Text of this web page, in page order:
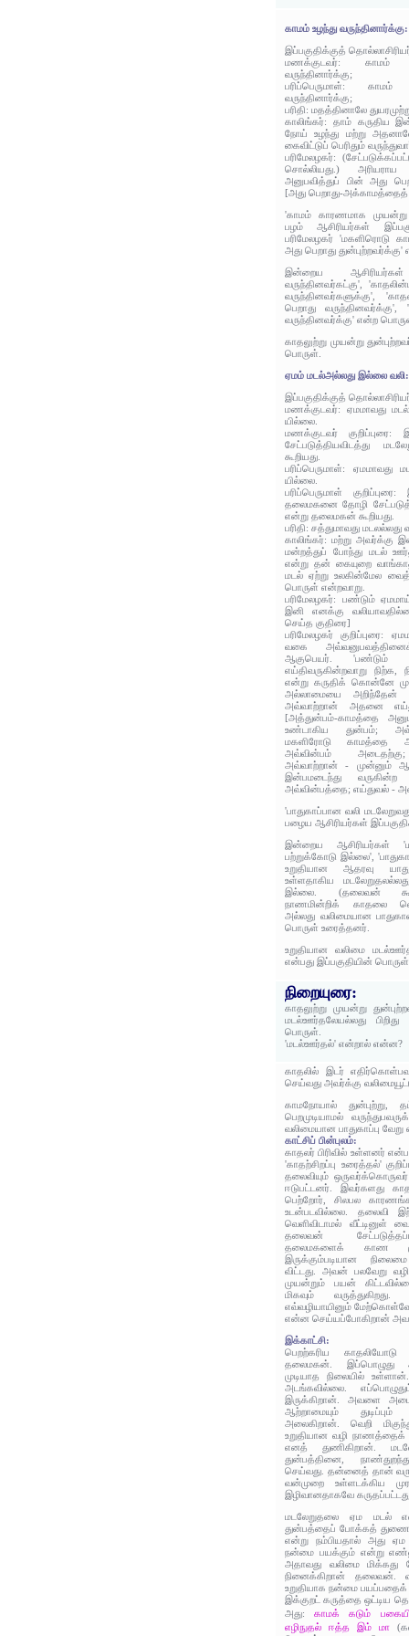
காமம் உழந்து வருந்தினார்க்கு:
இப்பகுதிக்குத்
மணக்குடவர்: காமம்
வருந்தினார்க்கு;
பரிப்பெருமாள்:
வருந்தினார்க்கு;
பரிதி: மதத்தினாலே
காலிங்கர்: தாம் கருதிய
நோய் உழந்து மற்று
கைவிட்டுப் பெரிதும்
பரிமேலழகர்:
சொல்லியது.)
அனுபவித்துப் பின் அது
[அது பெறாது-
'காமம் காரணமாக முயன்று
பழம் ஆசிரியர்கள்
பரிமேலழகர் 'மகளிரொடு
அது பெறாது துன்புற்றவர்க்கு'
இன்றைய
வருந்தினவர்கட்கு',
வருந்தினவர்களுக்கு',
பெறாது
வருந்தினவர்க்கு' என்ற
காதலுற்று முயன்று
பொருள்.
ஏமம் மடல்அல்லது இல்லை வலி:
இப்பகுதிக்குத்
மணக்குடவர்: ஏமமாவது
யில்லை.
மணக்குடவர்
சேட்படுத்தியவிடத்து
கூறியது.
பரிப்பெருமாள்: ஏமமாவது
யில்லை.
பரிப்பெருமாள்
தலைமகனை தோழி
என்று தலைமகன் கூறியது.
பரிதி: சத்துமாவது
காலிங்கர்: மற்று அவர்க்கு
மன்றத்துப் போந்து மடல்
என்று தன் கையுறை
மடல் ஏற்று உலகின்மேல
பொருள் என்றவாறு.
பரிமேலழகர்: பண்டும்
இனி எனக்கு
செய்த குதிரை]
பரிமேலழகர் குறிப்புரை:
வகை
ஆகுபெயர். 'பண்டும்
எய்திவருகின்றவாறு
என்று கருதிக் கொன்னே
அல்லாமையை அறிந்தேன்
அவ்வாற்றான் அதனை
[அத்துன்பம்-காமத்தை
உண்டாகிய துன்பம்;
மகளிரோடு காமத்தை
அவ்வின்பம்
அவ்வாற்றான் - முன்னும்
இன்பமடைந்து
அவ்வின்பத்தை; எய்துவல் -
'பாதுகாப்பான வலி
பழைய ஆசிரியர்கள்
இன்றைய ஆசிரியர்கள்
பற்றுக்கோடு இல்லை',
உறுதியான ஆதரவு
உள்ளதாகிய
இல்லை. (தலைவன்
நாணமின்றிக் காதலை
அல்லது வலிமையான
பொருள் உரைத்தனர்.
உறுதியான வலிமை
என்பது இப்பகுதியின்
நிறையுரை:
காதலுற்று முயன்று
மடல்ஊர்தலேயல்லது
பொருள்.
'மடல்ஊர்தல்' என்றால் என்ன?
காதலில் இடர்
செய்வது அவர்க்கு
காமநோயால் துன்புற்று,
பெறமுடியாமல்
வலிமையான பாதுகாப்பு வேறு
காட்சிப் பின்புலம்:
காதலர் பிரிவில் உள்ளனர்
'காதற்சிறப்பு உரைத்தல்'
தலைவியும்
ஈடுபட்டனர். இவர்களது
பெற்றோர், சிலபல
உடன்படவில்லை. தலைவி
வெளிவிடாமல் வீட்டினுள்
தலைவன்
தலைமகளைக் காண
இருக்கும்படியான
விட்டது. அவன் பலவேறு
முயன்றும் பயன்
மிகவும்
எவ்வழியாயினும்
என்ன செய்யப்போகிறான்
இக்காட்சி:
பெறற்கரிய காதலியோடு
தலைமகன். இப்பொழுது
முடியாத நிலையில்
அடங்கவில்லை.
இருக்கிறான். அவளை
ஆற்றாமையும்
அலைகிறான். வெறி
உறுதியான வழி நாணத்தைக்‌
எனத்‌ துணிகிறான்.
துன்பத்தினை,
செய்வது. தன்னைத் தான்
வன்முறை உள்ளடக்கிய
இழிவானதாகவே
மடலேறுதலை ஏம மடல்
துன்பத்தைப் போக்கத்
என்று நம்பியதால் அது
நன்மை பயக்கும் என்று
அதாவது வலிமை
நினைக்கிறான்
உறுதியாக நன்மை பயப்பதைக்
இக்குறட் கருத்தை ஒட்டிய
அது:காமக் கடும்
எழிநுதல் ஈத்த இம் மா